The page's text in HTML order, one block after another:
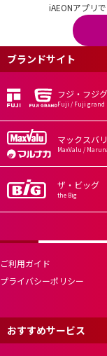
iAEONアプリ
ブランドサイト
フジ・フジ
Fuji / Fuji grand
マックスバ
MaxValu /
ザ・ビッグ
the Big
ご利用ガイド
プライバシーポリシー
おすすめサービス